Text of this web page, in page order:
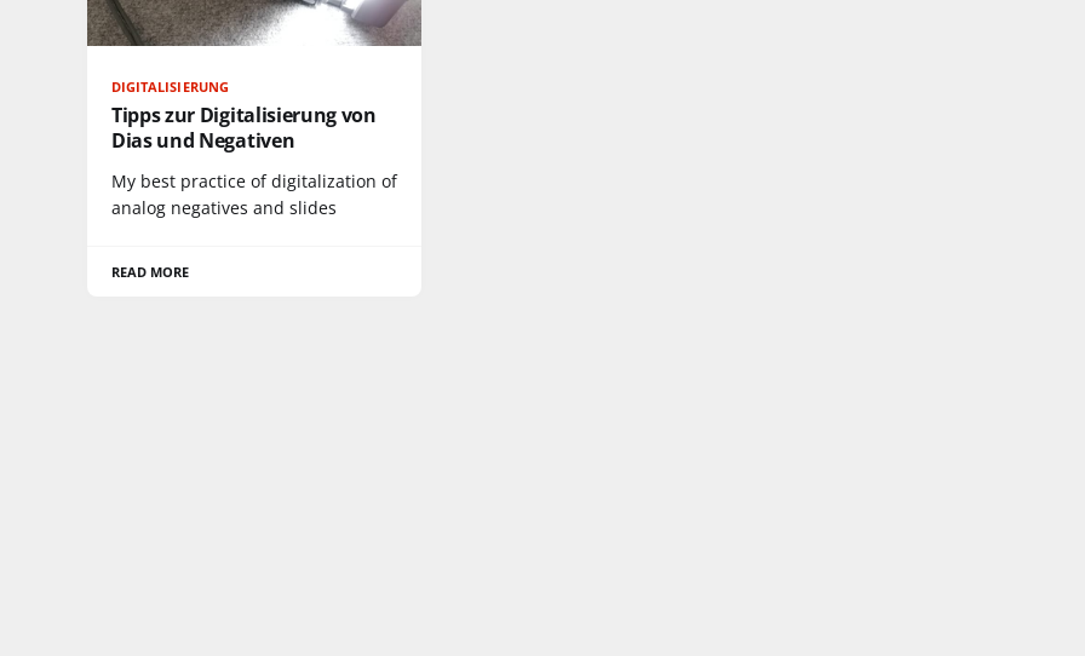
DIGITALISIERUNG
Tipps zur Digitalisierung von
Dias und Negativen
My best practice of digitalization of
analog negatives and slides
READ MORE